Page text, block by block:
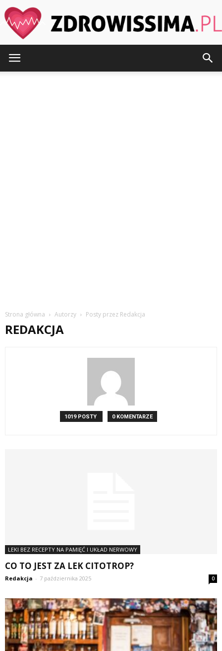
Strona główna Autorzy Posty przez Redakcja
REDAKCJA
1019 POSTY 0 KOMENTARZE
LEKI BEZ RECEPTY NA PAMIĘĆ I UKŁAD NERWOWY
CO TO JEST ZA LEK CITOTROP?
Redakcja - 7 października 2025 0